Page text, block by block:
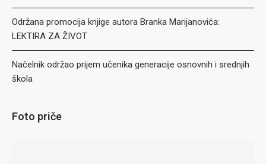
Održana promocija knjige autora Branka Marijanovića:
LEKTIRA ZA ŽIVOT
Načelnik održao prijem učenika generacije osnovnih i srednjih
škola
Foto priče